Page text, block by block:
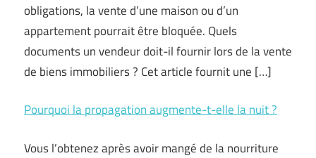
obligations, la vente d’une maison ou d’un
appartement pourrait être bloquée. Quels
documents un vendeur doit-il fournir lors de la vente
de biens immobiliers ? Cet article fournit une […]
Pourquoi la propagation augmente-t-elle la nuit ?
Vous l’obtenez après avoir mangé de la nourriture